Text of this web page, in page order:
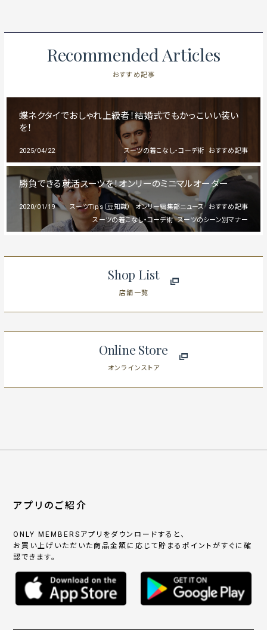
Recommended Articles
おすすめ記事
蝶ネクタイでおしゃれ上級者！結婚式でもかっこいい装い
を！
2025/04/22 おすすめ記事
スーツの着こなし・コーデ術
勝負できる就活スーツを！オンリーのミニマルオーダー
2020/01/19 おすすめ記事
オンリー編集部ニュース
スーツTips（豆知識）
スーツのシーン別マナー
スーツの着こなし・コーデ術
Shop List
店舗一覧
Online Store
オンラインストア
アプリのご紹介
ONLY MEMBERSアプリをダウンロードすると、
お買い上げいただいた商品金額に応じて貯まるポイントがすぐに確
認できます。